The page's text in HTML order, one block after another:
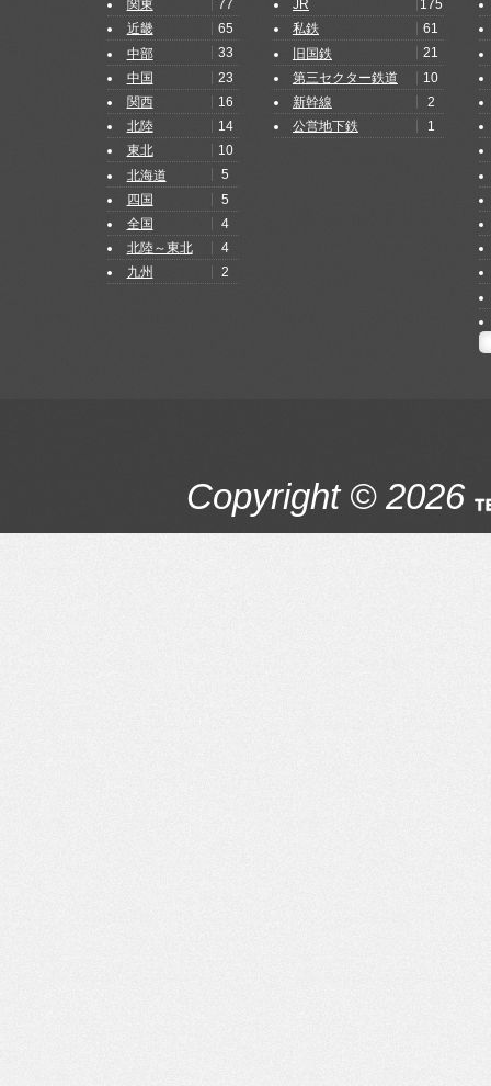
関東
77
近畿
65
中部
33
中国
23
関西
16
北陸
14
東北
10
北海道
5
四国
5
全国
4
北陸～東北
4
九州
2
JR
175
私鉄
61
旧国鉄
21
第三セクター鉄道
10
新幹線
2
公営地下鉄
1
Copyright © 2026